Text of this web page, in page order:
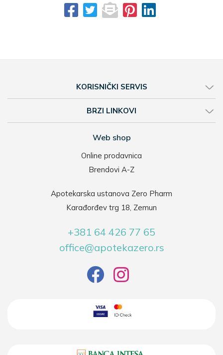
KORISNIČKI SERVIS
BRZI LINKOVI
Web shop
Online prodavnica
Brendovi A-Z
Apotekarska ustanova Zero Pharm
Karađorđev trg 18, Zemun
+381 64 426 77 65
office@apotekazero.rs